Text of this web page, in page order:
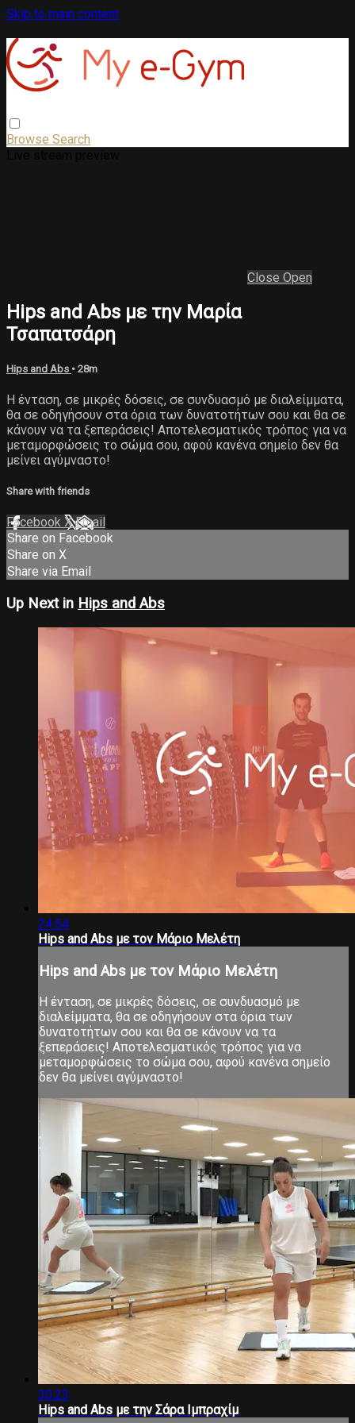
Skip to main content
Browse Search
Close Open
Hips and Abs με την Μαρία
Τσαπατσάρη
Hips and Abs • 28m
Η ένταση, σε μικρές δόσεις, σε συνδυασμό με διαλείμματα,
θα σε οδηγήσουν στα όρια των δυνατοτήτων σου και θα σε
κάνουν να τα ξεπεράσεις! Αποτελεσματικός τρόπος για να
μεταμορφώσεις το σώμα σου, αφού κανένα σημείο δεν θα
μείνει αγύμναστο!
Share with friends
Facebook XEmail
Share on Facebook
Share on X
Share via Email
Up Next in Hips and Abs
24:54
Hips and Abs με τον Μάριο Μελέτη
Hips and Abs με τον Μάριο Μελέτη
Η ένταση, σε μικρές δόσεις, σε συνδυασμό με
διαλείμματα, θα σε οδηγήσουν στα όρια των
δυνατοτήτων σου και θα σε κάνουν να τα
ξεπεράσεις! Αποτελεσματικός τρόπος για να
μεταμορφώσεις το σώμα σου, αφού κανένα σημείο
δεν θα μείνει αγύμναστο!
30:23
Hips and Abs με την Σάρα Ιμπραχίμ